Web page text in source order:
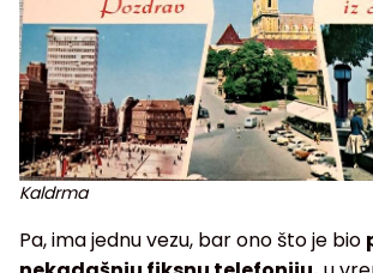
Kaldrma
Pa, ima jednu vezu, bar ono što je bio